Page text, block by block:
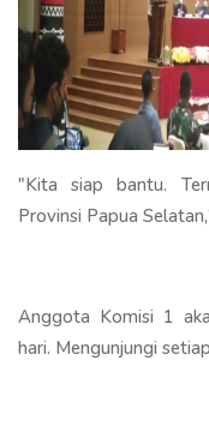
"Kita siap bantu.
Provinsi Papua
Anggota Komisi 1
hari. Mengunjungi